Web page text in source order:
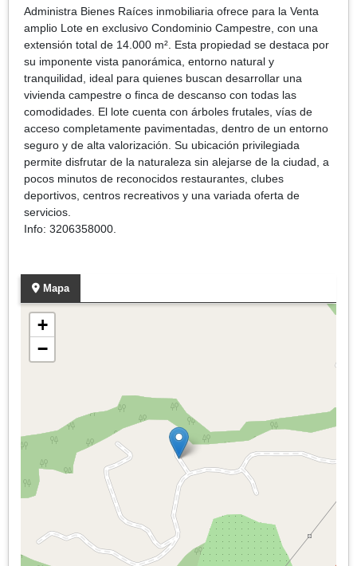
Administra Bienes Raíces inmobiliaria ofrece para la Venta
amplio Lote en exclusivo Condominio Campestre, con una
extensión total de 14.000 m². Esta propiedad se destaca por
su imponente vista panorámica, entorno natural y
tranquilidad, ideal para quienes buscan desarrollar una
vivienda campestre o finca de descanso con todas las
comodidades. El lote cuenta con árboles frutales, vías de
acceso completamente pavimentadas, dentro de un entorno
seguro y de alta valorización. Su ubicación privilegiada
permite disfrutar de la naturaleza sin alejarse de la ciudad, a
pocos minutos de reconocidos restaurantes, clubes
deportivos, centros recreativos y una variada oferta de
servicios.
Info: 3206358000.
Mapa
+
−